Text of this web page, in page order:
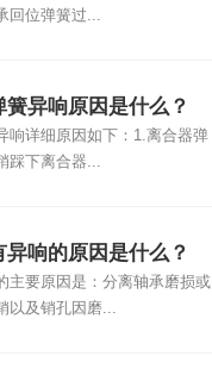
回位弹簧过...
异响原因是什么？
响详细原因如下：1.离合器弹
踩下离合器...
响的原因是什么？
主要原因是：分离轴承磨损或
以及销孔因磨...